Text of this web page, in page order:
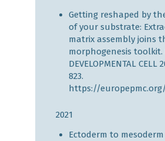
Getting reshaped by
of your substrate:
matrix assembly joins
morphogenesis toolkit.
DEVELOPMENTAL CELL
823.
https://europepmc.org/
2021
Ectoderm to